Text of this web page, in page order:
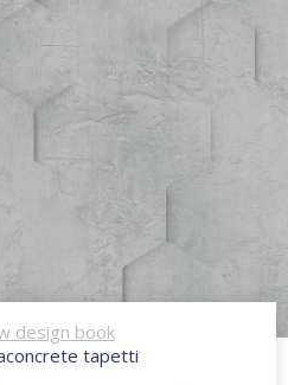
design book
tapetti